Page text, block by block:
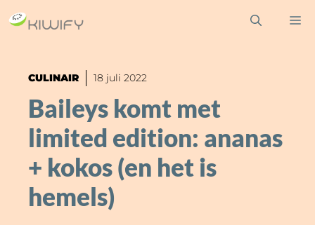
Ga
naar
inhoudCULINAIR 18 juli 2022
Baileys komt met
limited edition: ananas
+ kokos (en het is
hemels)